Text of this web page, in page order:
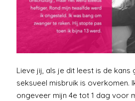
Lieve jij, als je dit leest is de
seksueel misbruik is overkomen.
ongeveer mijn 4e tot 1 dag voor